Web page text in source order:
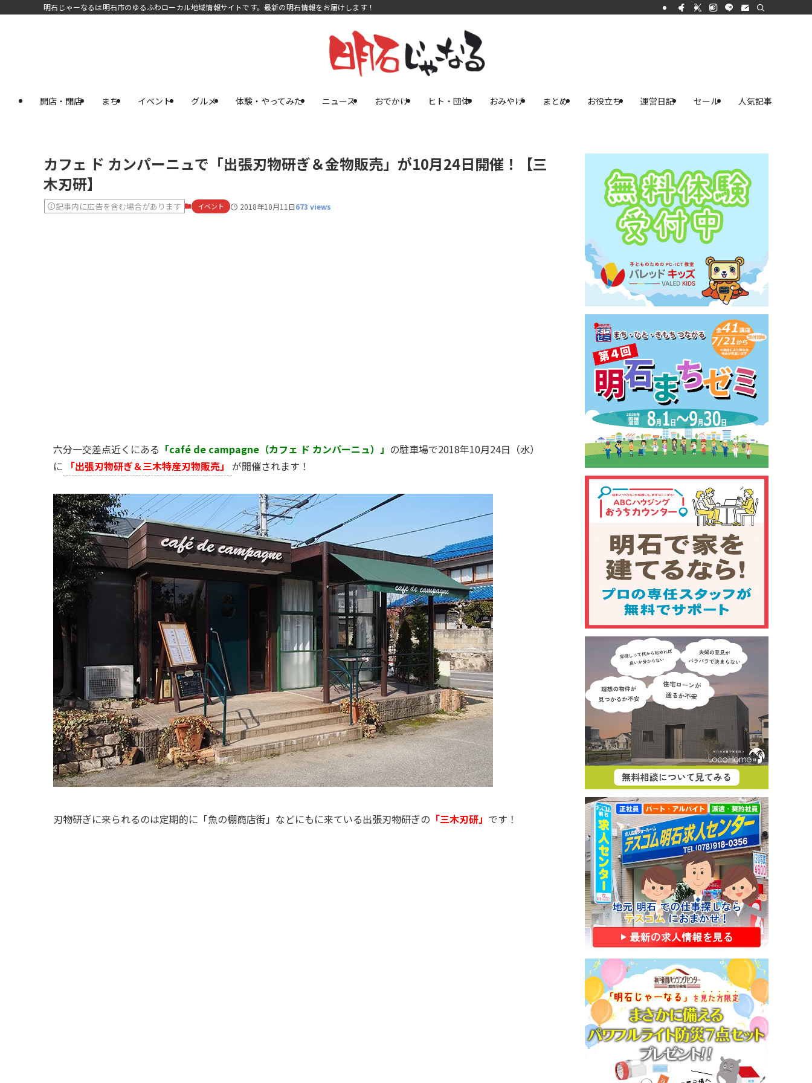
明石じゃーなるは明石市のゆるふわローカル地域情報サイトです。最新の明石情報をお届けします！
開店・閉店 まち イベント グルメ 体験・やってみた ニュース おでかけ ヒト・団体 おみやげ まとめ お役立ち 運営日記 セール 人気記事
カフェ ド カンパーニュで「出張刃物研ぎ＆金物販売」が10月24日開催！【三
木刃研】
記事内に広告を含む場合があります イベント 2018年10月11日673 views
六分一交差点近くにある 「café de campagne（カフェ ド カンパーニュ）」 の駐車場で2018年10月24日（水）
に
「出張刃物研ぎ＆三木特産刃物販売」 が開催されます！
刃物研ぎに来られるのは定期的に「魚の棚商店街」などにもに来ている出張刃物研ぎの 「三木刃研」 です！